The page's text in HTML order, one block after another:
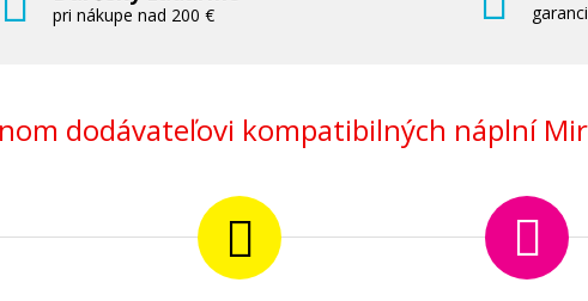
pri nákupe nad 200 €
dodávateľovi kompatibilných náplní